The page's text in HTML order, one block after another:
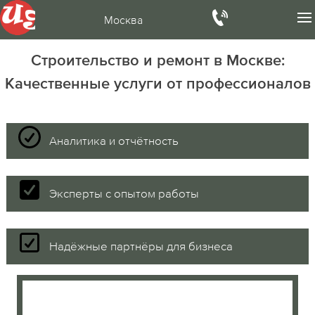
Москва
Строительство и ремонт в Москве:
Качественные услуги от профессионалов
Аналитика и отчётность
Эксперты с опытом работы
Надёжные партнёры для бизнеса